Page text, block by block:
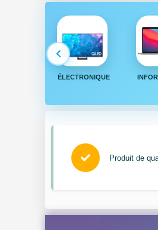
ÉLECTRONIQUE
Produit de